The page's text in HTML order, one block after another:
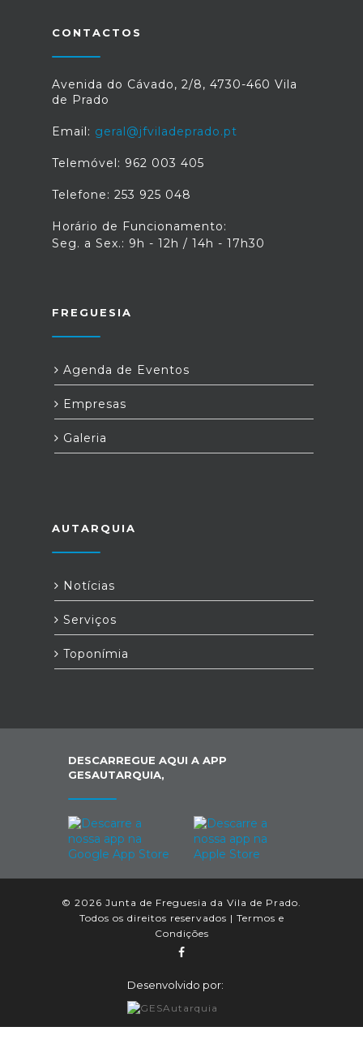
CONTACTOS
Avenida do Cávado, 2/8, 4730-460 Vila
de Prado
Email: geral@jfviladeprado.pt
Telemóvel: 962 003 405
Telefone: 253 925 048
Horário de Funcionamento:
Seg. a Sex.: 9h - 12h / 14h - 17h30
FREGUESIA
Agenda de Eventos
Empresas
Galeria
AUTARQUIA
Notícias
Serviços
Toponímia
DESCARREGUE AQUI A APP
GESAUTARQUIA,
© 2026 Junta de Freguesia da Vila de Prado.
Todos os direitos reservados | Termos e
Condições
Desenvolvido por: